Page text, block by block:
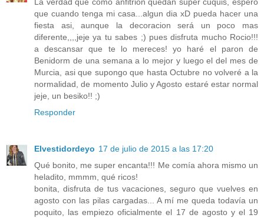
que cuando tenga mi casa...algun dia xD pueda hacer una
fiesta asi, aunque la decoracion será un poco mas
diferente,,,,jeje ya tu sabes ;) pues disfruta mucho Rocio!!!
a descansar que te lo mereces! yo haré el paron de
Benidorm de una semana a lo mejor y luego el del mes de
Murcia, asi que supongo que hasta Octubre no volveré a la
normalidad, de momento Julio y Agosto estaré estar normal
jeje, un besiko!! ;)
Responder
Elvestidordeyo 17 de julio de 2015 a las 17:20
Qué bonito, me super encanta!!! Me comía ahora mismo un
heladito, mmmm, qué ricos!
bonita, disfruta de tus vacaciones, seguro que vuelves en
agosto con las pilas cargadas... A mí me queda todavía un
poquito, las empiezo oficialmente el 17 de agosto y el 19